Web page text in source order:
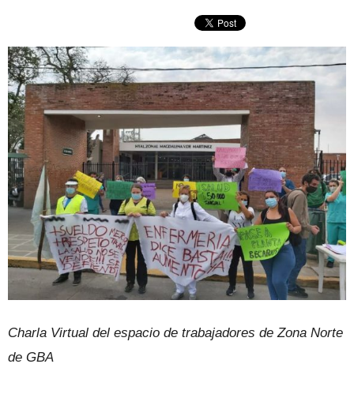
Charla Virtual del espacio de trabajadores de Zona Norte
de GBA